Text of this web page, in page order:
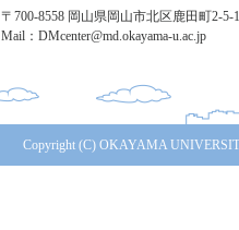
〒700-8558 岡山県岡山市北区鹿田町2-
Mail：DMcenter@md.okayama-u.ac.jp
Copyright (C) OKAYAMA